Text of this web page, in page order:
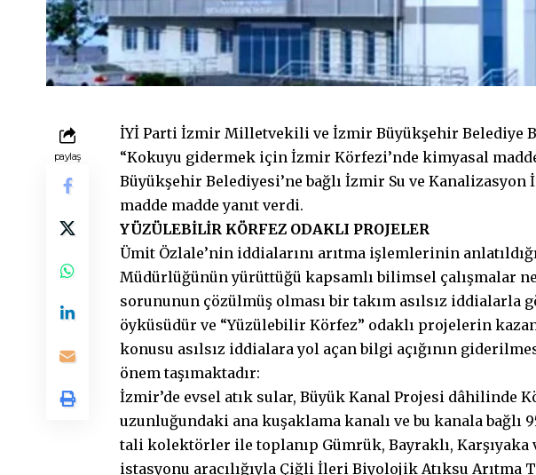
paylaş
İYİ Parti İzmir Milletvekili ve İzmir Büyükşehir Belediye
“Kokuyu gidermek için İzmir Körfezi’nde kimyasal
Büyükşehir Belediyesi’ne bağlı İzmir Su ve
madde madde yanıt verdi.
YÜZÜLEBİLİR KÖRFEZ ODAKLI PROJELER
Ümit Özlale’nin iddialarını arıtma işlemlerinin
Müdürlüğünün yürüttüğü kapsamlı bilimsel çalışmalar
sorununun çözülmüş olması bir takım asılsız iddialarla
öyküsüdür ve “Yüzülebilir Körfez” odaklı projelerin
konusu asılsız iddialara yol açan bilgi açığının
önem taşımaktadır:
İzmir’de evsel atık sular, Büyük Kanal Projesi dâhilinde
uzunluğundaki ana kuşaklama kanalı ve bu kanala bağlı
tali kolektörler ile toplanıp Gümrük, Bayraklı, Karşıyaka
istasyonu aracılığıyla Çiğli İleri Biyolojik Atıksu